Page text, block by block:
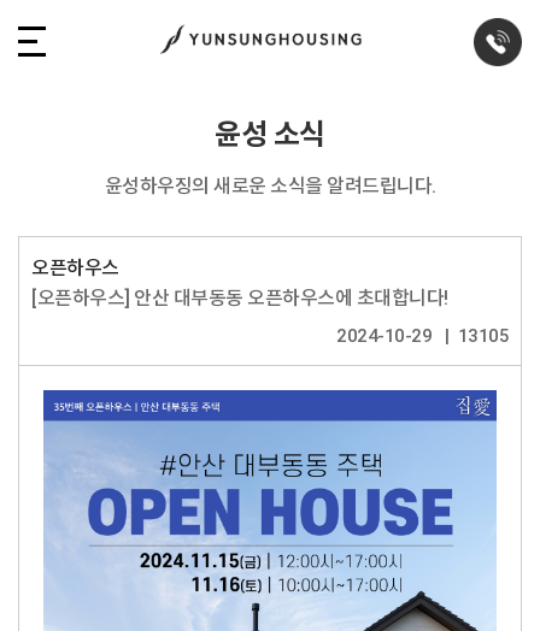
윤성 소식
윤성하우징의 새로운 소식을 알려드립니다.
오픈하우스
[오픈하우스] 안산 대부동동 오픈하우스에 초대합니다!
2024-10-29 13105